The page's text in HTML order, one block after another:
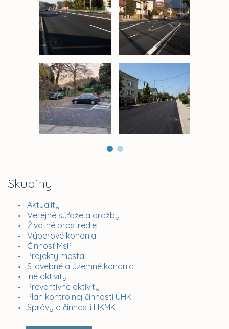
Skupiny
Aktuality
Verejné súťaže a dražby
Životné prostredie
Výberové konania
Činnosť MsP
Projekty mesta
Stavebné a územné konania
Iné aktivity
Preventívne aktivity
Plán kontrolnej činnosti ÚHK
Správy o činnosti HKMK